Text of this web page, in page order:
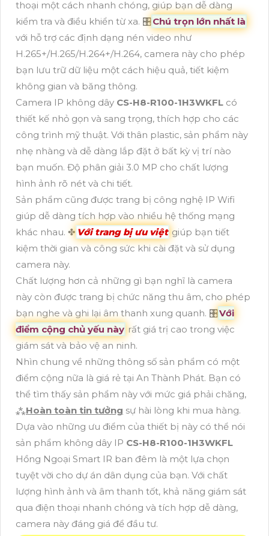
thoại một cách nhanh chóng, giúp bạn dễ dàng
kiểm tra và điều khiển từ xa. 🎛Chú trọn lớn nhất là
với hỗ trợ các định dạng nén video như
H.265+/H.265/H.264+/H.264, camera này cho phép
bạn lưu trữ dữ liệu một cách hiệu quả, tiết kiệm
không gian và băng thông.
Camera IP không dây CS-H8-R100-1H3WKFL có
thiết kế nhỏ gọn và sang trọng, thích hợp cho các
công trình mỹ thuật. Với thân plastic, sản phẩm này
nhẹ nhàng và dễ dàng lắp đặt ở bất kỳ vị trí nào
bạn muốn. Độ phân giải 3.0 MP cho chất lượng
hình ảnh rõ nét và chi tiết.
Sản phẩm cũng được trang bị công nghệ IP Wifi
giúp dễ dàng tích hợp vào nhiều hệ thống mạng
khác nhau. ✤ Với trang bị ưu việt giúp bạn tiết
kiệm thời gian và công sức khi cài đặt và sử dụng
camera này.
Chất lượng hơn cả những gì bạn nghĩ là camera
này còn được trang bị chức năng thu âm, cho phép
bạn nghe và ghi lại âm thanh xung quanh. 🎛Với
điểm cộng chủ yếu này rất giá trị cao trong việc
giám sát và bảo vệ an ninh.
Nhìn chung về những thông số sản phẩm có một
điểm cộng nữa là giá rẻ tại An Thành Phát. Bạn có
thể tìm thấy sản phẩm này với mức giá phải chăng,
⁂Hoàn toàn tin tưởng sự hài lòng khi mua hàng.
Dựa vào những ưu điểm của thiết bị này có thể nói
sản phẩm không dây IP CS-H8-R100-1H3WKFL
Hồng Ngoại Smart IR ban đêm là một lựa chọn
tuyệt vời cho dự án dân dụng của bạn. Với chất
lượng hình ảnh và âm thanh tốt, khả năng giám sát
qua điện thoại nhanh chóng và tích hợp dễ dàng,
camera này đáng giá để đầu tư.